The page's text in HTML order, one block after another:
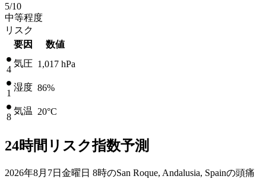
5/10
中等程度
リスク
要因
数値
4
気圧 1,017 hPa
1
湿度 86%
8
気温 20°C
24時間リスク指数予測
2026年8月7日金曜日 8時のSan Roque, Andalusia, Spainの頭痛